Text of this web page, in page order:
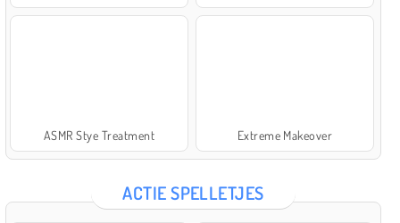
ASMR Stye Treatment Extreme Makeover
ACTIE SPELLETJES